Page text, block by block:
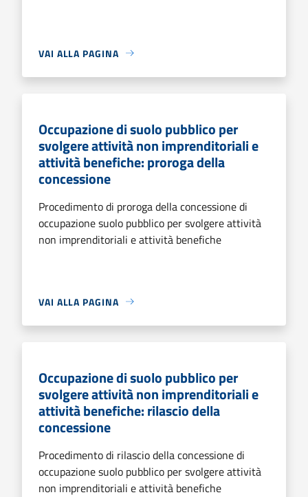
VAI ALLA PAGINA
Occupazione di suolo pubblico per
svolgere attività non imprenditoriali e
attività benefiche: proroga della
concessione
Procedimento di proroga della concessione di
occupazione suolo pubblico per svolgere attività
non imprenditoriali e attività benefiche
VAI ALLA PAGINA
Occupazione di suolo pubblico per
svolgere attività non imprenditoriali e
attività benefiche: rilascio della
concessione
Procedimento di rilascio della concessione di
occupazione suolo pubblico per svolgere attività
non imprenditoriali e attività benefiche